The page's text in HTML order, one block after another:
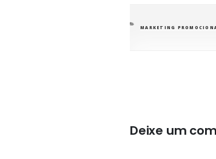
CATEGORIAS
MARKETING
Deixe um